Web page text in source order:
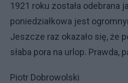
1921 roku została odebrana
poniedziałkowa jest
Jeszcze raz okazało się, że
słaba pora na urlop. Prawda,
Piotr Dobrowolski